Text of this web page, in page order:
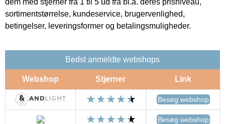
sortimentstørrelse, kundeservice, brugervenlighed,
betingelser, leveringsformer og betalingsmuligheder.
Bedst anmeldte webshops
Webshop Stjerner Link
Besøg webshop
Besøg webshop